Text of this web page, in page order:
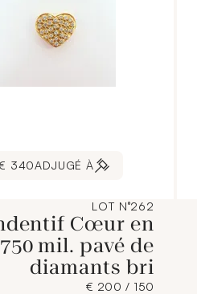
ADJUGÉ À
340 €
LOT N°262
Cœur en
mil. pavé de
diamants bri
150 / 200 €